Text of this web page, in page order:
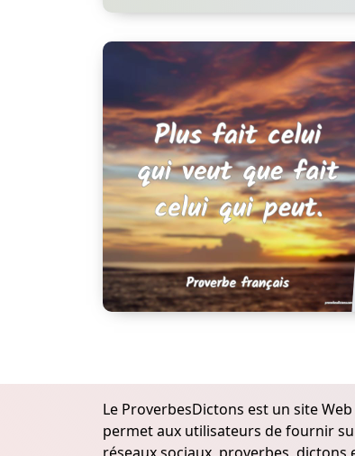
Le ProverbesDictons est un site
permet aux utilisateurs de fournir